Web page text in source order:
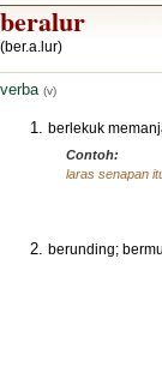
beralur
(ber.a.lur)
verba (v)
berlekuk
Contoh:
laras senapan
berunding;